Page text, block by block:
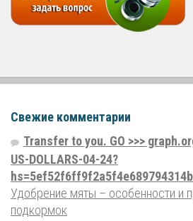
Свежие комментарии
Transfer to you. GO >>>
US-DOLLARS-04-24?
Удобрение мяты – особенности и
подкормок